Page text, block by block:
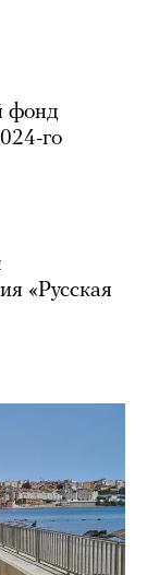
фонд
го
«Русская